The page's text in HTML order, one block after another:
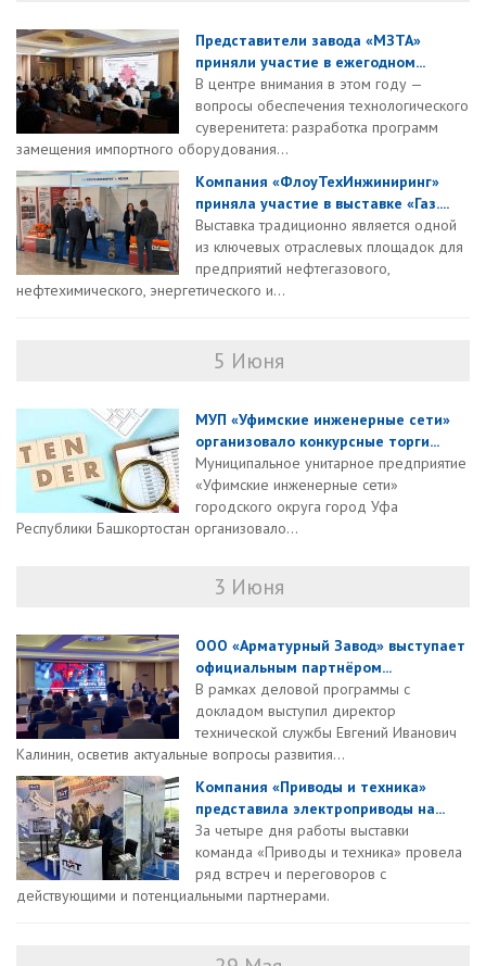
Представители завода «МЗТА»
приняли участие в ежегодном...
В центре внимания в этом году —
вопросы обеспечения технологического
суверенитета: разработка программ
замещения импортного оборудования...
Компания «ФлоуТехИнжиниринг»
приняла участие в выставке «Газ....
Выставка традиционно является одной
из ключевых отраслевых площадок для
предприятий нефтегазового,
нефтехимического, энергетического и...
5 Июня
МУП «Уфимские инженерные сети»
организовало конкурсные торги...
Муниципальное унитарное предприятие
«Уфимские инженерные сети»
городского округа город Уфа
Республики Башкортостан организовало...
3 Июня
ООО «Арматурный Завод» выступает
официальным партнёром...
В рамках деловой программы с
докладом выступил директор
технической службы Евгений Иванович
Калинин, осветив актуальные вопросы развития...
Компания «Приводы и техника»
представила электроприводы на...
За четыре дня работы выставки
команда «Приводы и техника» провела
ряд встреч и переговоров с
действующими и потенциальными партнерами.